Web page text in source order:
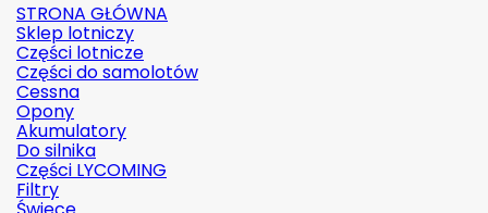
STRONA GŁÓWNA
Sklep lotniczy
Części lotnicze
Części do samolotów
Cessna
Opony
Akumulatory
Do silnika
Części LYCOMING
Filtry